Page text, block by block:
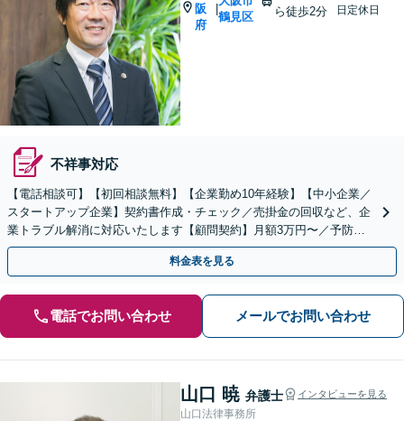
阪
府
鶴見区
ら徒歩2分
日定休日
不祥事対応
【電話相談可】【初回相談無料】【企業勤め10年経験】【中小企業／
スタートアップ企業】契約書作成・チェック／売掛金の回収など、企
業トラブル解消に対応いたします【顧問契約】月額3万円〜／予防法
務から紛争解決までお任せください。
料金表を見る
電話でお問い合わせ メールでお問い合わせ
山口 暁 弁護士 インタビューを見る
山口法律事務所